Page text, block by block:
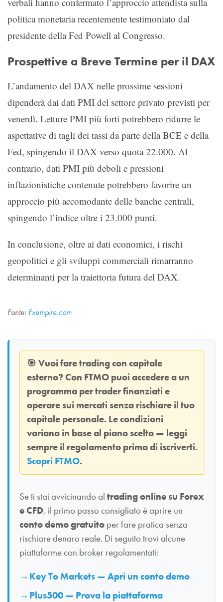
politica monetaria recentemente testimoniato dal
presidente della Fed Powell al Congresso.
Prospettive a Breve Termine per il DAX
L’andamento del DAX nelle prossime sessioni
dipenderà dai dati PMI del settore privato previsti per
venerdì. Letture PMI più forti potrebbero ridurre le
aspettative di tagli dei tassi da parte della BCE e della
Fed, spingendo il DAX verso quota 22.000. Al
contrario, dati PMI più deboli e pressioni
inflazionistiche contenute potrebbero favorire un
approccio più accomodante delle banche centrali,
spingendo l’indice oltre i 23.000 punti.
In conclusione, oltre ai dati economici, i rischi
geopolitici e gli sviluppi commerciali rimarranno
determinanti per la traiettoria futura del DAX.
Fonte: Fxempire.com
🎯 Vuoi fare trading con capitale
esterno? Con FTMO puoi accedere a un
programma per trader finanziati e
operare sui mercati senza rischiare il tuo
capitale personale. Le condizioni
variano in base al piano scelto — leggi
sempre il regolamento prima di iscriverti.
Scopri FTMO.
Se ti stai avvicinando al trading online su Forex
e CFD, il primo passo consigliato è aprire un
conto demo gratuito per fare pratica senza
rischiare denaro reale. Di seguito trovi alcune
piattaforme con broker regolamentati:
Key To Markets — Apri un conto demo
Plus500 — Prova la piattaforma